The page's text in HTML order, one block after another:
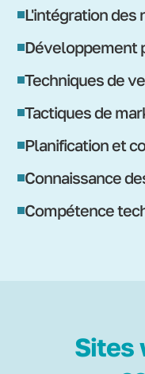
L'intégration des
Développement
Techniques de
Tactiques de
Planification et
Connaissance
Compétence
Sites